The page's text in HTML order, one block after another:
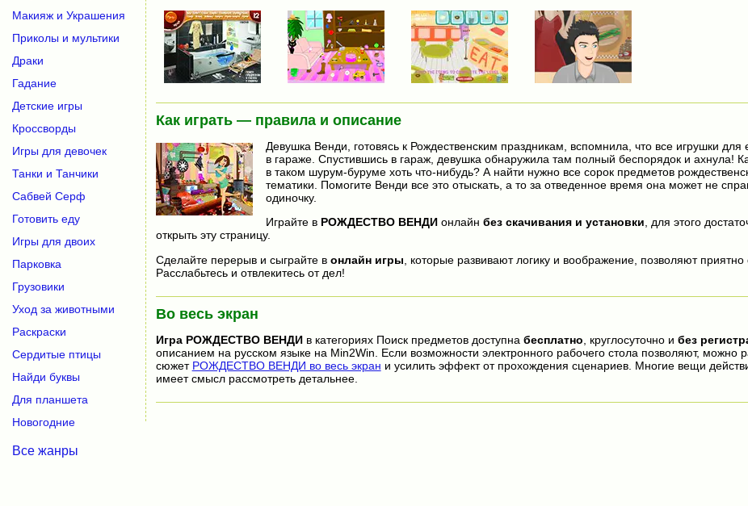
Как играть — правила и описание
Девушка Венди, готовясь к Рождественским праздникам, вспомнила, что все игрушки для
в гараже. Спустившись в гараж, девушка обнаружила там полный беспорядок и ахнула!
в таком шурум-буруме хоть что-нибудь? А найти нужно все сорок предметов
тематики. Помогите Венди все это отыскать, а то за отведенное время она может не
одиночку.
Играйте в РОЖДЕСТВО ВЕНДИонлайн без скачивания и установки, для этого
открыть эту страницу.
Сделайте перерыв и сыграйте в онлайн игры , которые развивают логику и воображение, позволяют приятно
Расслабьтесь и отвлекитесь от дел!
Во весь экран
Игра РОЖДЕСТВО ВЕНДИв категориях Поиск предметов доступна бесплатно , круглосуточно и без
описанием на русском языке на Min2Win. Если возможности электронного рабочего стола позволяют, можно
сюжет РОЖДЕСТВО ВЕНДИ во весь экран и усилить эффект от прохождения сценариев. Многие вещи
имеет смысл рассмотреть детальнее.
Макияж и Украшения
Приколы и мультики
Драки
Гадание
Детские игры
Кроссворды
Игры для девочек
Танки и Танчики
Сабвей Серф
Готовить еду
Игры для двоих
Парковка
Грузовики
Уход за животными
Раскраски
Сердитые птицы
Найди буквы
Для планшета
Новогодние
Все жанры